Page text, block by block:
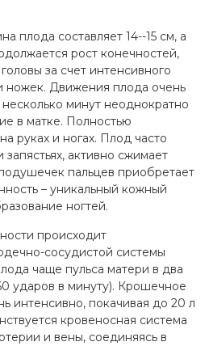
плода составляет 14--15 см, а
рост конечностей,
за счет интенсивного
ножек. Движения плода очень
минут неоднократно
в матке. Полностью
руках и ногах. Плод часто
запястьях, активно сжимает
пальцев приобретает
– уникальный кожный
ногтей.
происходит
сосудистой системы
чаще пульса матери в два
ударов в минуту). Крошечное
интенсивно, покачивая до 20 л
кровеносная система
и вены, соединяясь в